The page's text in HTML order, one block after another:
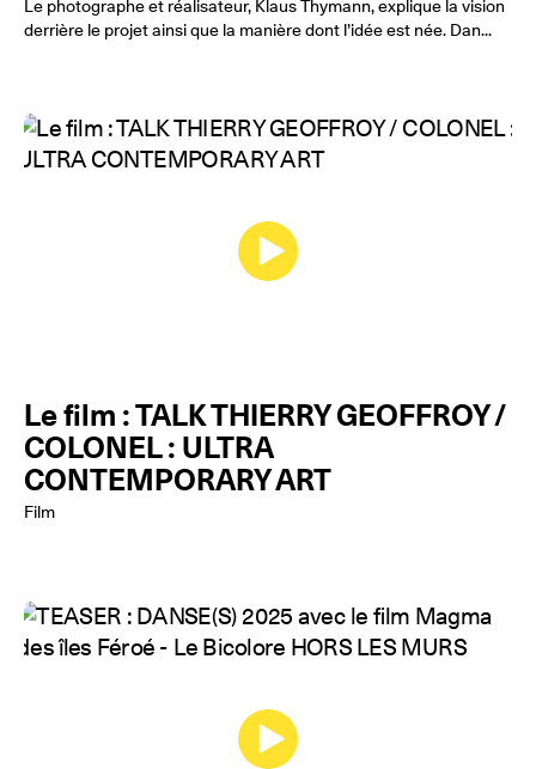
Le photographe et réalisateur, Klaus Thymann, explique la vision
derrière le projet ainsi que la manière dont l’idée est née. Dan...
Le film : TALK THIERRY GEOFFROY /
COLONEL : ULTRA
CONTEMPORARY ART
Film